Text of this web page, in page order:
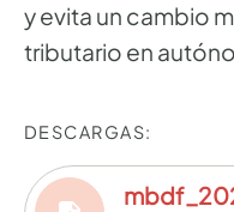
y evita un cambio
tributario en
DESCARGAS: